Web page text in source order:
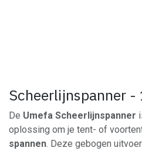
Scheerlijnspanner -
De Umefa Scheerlijnspanner
oplossing om je tent- of
spannen. Deze gebogen